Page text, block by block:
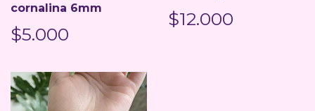
cornalina 6mm
$5.000
$12.000